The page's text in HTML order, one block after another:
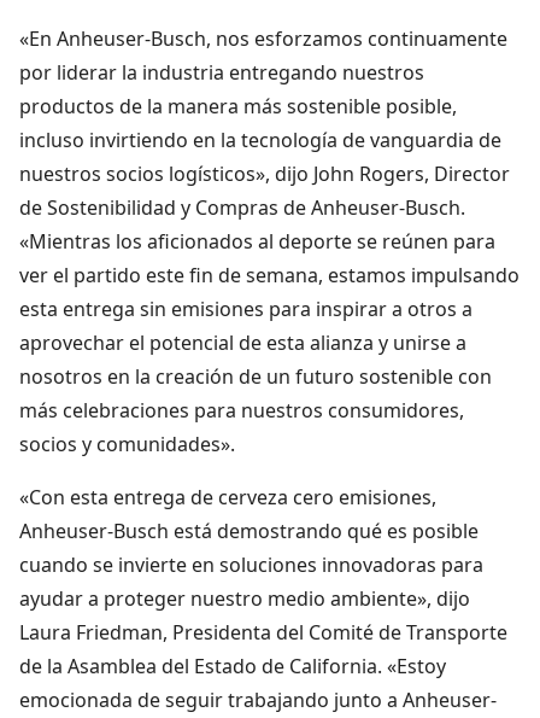
«En Anheuser-Busch, nos esforzamos continuamente
por liderar la industria entregando nuestros
productos de la manera más sostenible posible,
incluso invirtiendo en la tecnología de vanguardia de
nuestros socios logísticos», dijo John Rogers, Director
de Sostenibilidad y Compras de Anheuser-Busch.
«Mientras los aficionados al deporte se reúnen para
ver el partido este fin de semana, estamos impulsando
esta entrega sin emisiones para inspirar a otros a
aprovechar el potencial de esta alianza y unirse a
nosotros en la creación de un futuro sostenible con
más celebraciones para nuestros consumidores,
socios y comunidades».
«Con esta entrega de cerveza cero emisiones,
Anheuser-Busch está demostrando qué es posible
cuando se invierte en soluciones innovadoras para
ayudar a proteger nuestro medio ambiente», dijo
Laura Friedman, Presidenta del Comité de Transporte
de la Asamblea del Estado de California. «Estoy
emocionada de seguir trabajando junto a Anheuser-